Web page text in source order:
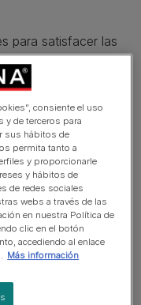
para satisfacer las
y brillante de la
que ayuda a
para el
consiente el uso
y de terceros para
sus hábitos de
permita tanto a
y proporcionarle
y hábitos de
de redes sociales
webs a través de las
en nuestra Política de
clic en el botón
accediendo al enlace
Más información